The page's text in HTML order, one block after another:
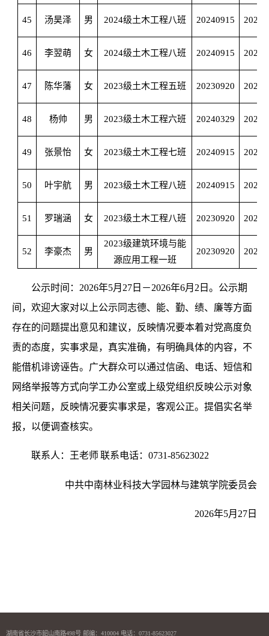
45 汤昊泽 男 2024级土木工程八班 20240915
46 李翌萌 女 2024级土木工程八班 20240915
47 陈华藩 女 2023级土木工程五班 20230920
48 杨帅 男 2023级土木工程六班 20240329
49 张景怡 女 2023级土木工程七班 20240915
50 叶宇航 男 2023级土木工程八班 20240915
51 罗瑞涵 女 2023级土木工程八班 20230920
52 李豪杰 男
2023级建筑环境与能
源应用工程一班
20230920
公示时间： 2026年5月 27 日－2026年6月 2 日。公示期
间，欢迎大家对以上公示 同志德、能、勤、绩、廉等方面
存在的问题提出意见和建议，反映情况要本着对党高度负
责的态度，实事求是，真实准确，有明确具体的内容，不
能借机诽谤诬告。广大群众可以通过信函、电话、短信和
网络举报等方式向学工办公室或上级党组织反映公示对象
相关问题，反映情况要实事求是，客观公正。提倡实名举
报，以便调查核实。
联系人： 王老师 联系电话： 0731-85623022
中共中南林业科技大学园林与建筑学院委员会
2026年5月 27 日
湖南省长沙市韶山南路498号 邮编：410004 电话：0731-85623027